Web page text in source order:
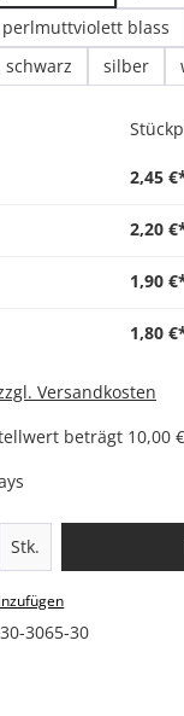
perlmuttviolett blass
schwarz silber
2,45
2,20
1,90
1,80
Versandkosten
beträgt 10,00
Gib
Stk.
30-3065-30